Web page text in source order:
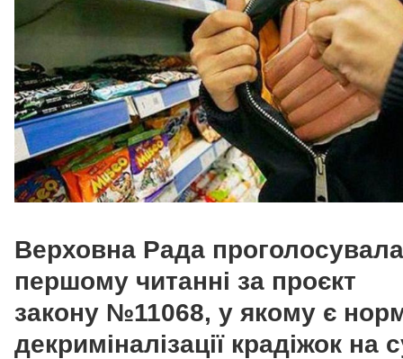
Верховна Рада
першому читанні за проєкт
закону №11068, у якому є
декриміналізації крадіжок на